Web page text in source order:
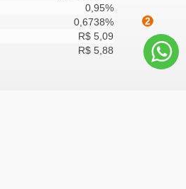
0,95%
0,6738%
R$ 5,09
R$ 5,88
2